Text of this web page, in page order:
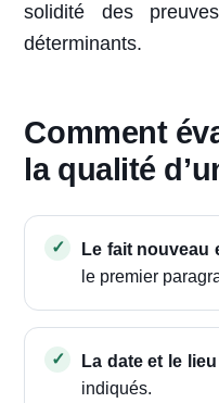
solidité des
déterminants.
Comment
la qualité
Le fait nouveau
le premier
La date et le lieu
indiqués.